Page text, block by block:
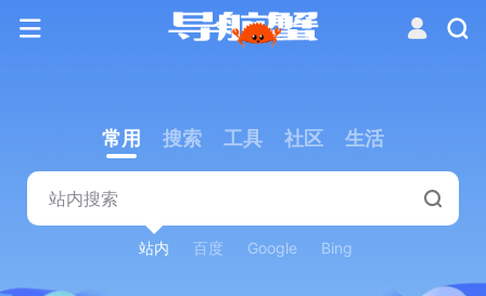
常用 搜索 工具 社区 生活
站内 百度 Google Bing